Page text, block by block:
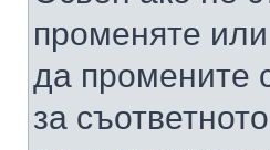
променяте
да промените
за